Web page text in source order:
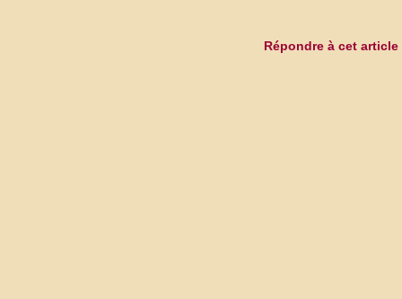
Répondre à cet article